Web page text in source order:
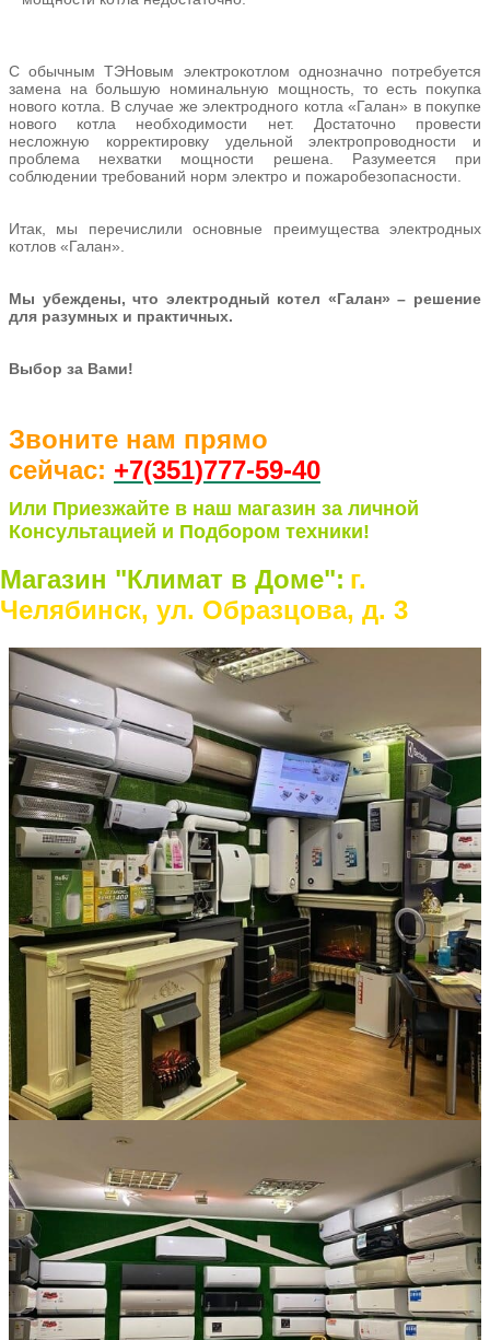
С обычным ТЭНовым электрокотлом однозначно потребуется
замена на большую номинальную мощность, то есть покупка
нового котла. В случае же электродного котла «Галан» в покупке
нового котла необходимости нет. Достаточно провести
несложную корректировку удельной электропроводности и
проблема нехватки мощности решена. Разумеется при
соблюдении требований норм электро и пожаробезопасности.
Итак, мы перечислили основные преимущества электродных
котлов «Галан».
Мы убеждены, что электродный котел «Галан» – решение
для разумных и практичных.
Выбор за Вами!
Звоните нам прямо
сейчас: +7(351)777-59-40
Или Приезжайте в наш магазин за личной
Консультацией и Подбором техники!
Магазин "Климат в Доме": г.
Челябинск, ул. Образцова, д. 3